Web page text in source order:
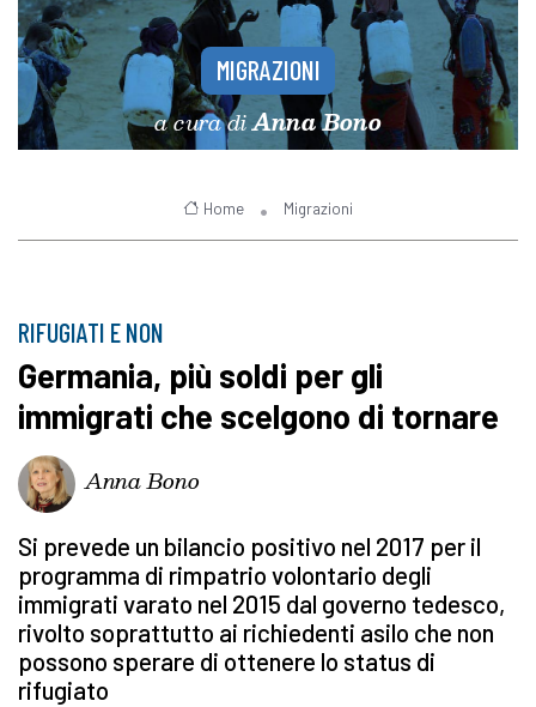
MIGRAZIONI
a cura diAnna Bono
Home Migrazioni
RIFUGIATI E NON
Germania, più soldi per gli
immigrati che scelgono di tornare
Anna Bono
Si prevede un bilancio positivo nel 2017 per il
programma di rimpatrio volontario degli
immigrati varato nel 2015 dal governo tedesco,
rivolto soprattutto ai richiedenti asilo che non
possono sperare di ottenere lo status di
rifugiato